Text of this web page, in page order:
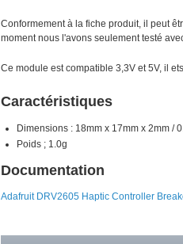
Conformement à la fiche produit, il peut
moment nous l'avons seulement testé
Ce module est compatible 3,3V et 5V, il
Caractéristiques
Dimensions : 18mm x 17mm x 2mm /
Poids ; 1.0g
Documentation
Adafruit DRV2605 Haptic Controller